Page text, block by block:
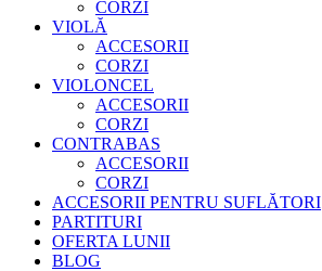
CORZI
VIOLĂ
ACCESORII
CORZI
VIOLONCEL
ACCESORII
CORZI
CONTRABAS
ACCESORII
CORZI
ACCESORII PENTRU SUFLĂTORI
PARTITURI
OFERTA LUNII
BLOG